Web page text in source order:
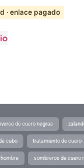
· enlace pagado
de cuero negras
cubo tratamiento de cuero
sombreros de cuero